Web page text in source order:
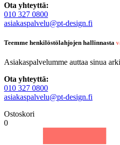
Ota yhteyttä:
010 327 0800
asiakaspalvelu@pt-design.fi
Teemme henkilöstölahjojen hallinnasta
Asiakaspalvelumme auttaa sinua
Ota yhteyttä:
010 327 0800
asiakaspalvelu@pt-design.fi
Ostoskori
0